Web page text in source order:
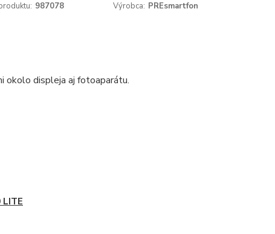
987078 Výrobca: PREsmartfon
okolo displeja aj fotoaparátu.
LITE